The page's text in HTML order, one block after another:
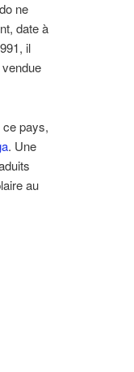
ne
date à
il
pays,
. Une
au